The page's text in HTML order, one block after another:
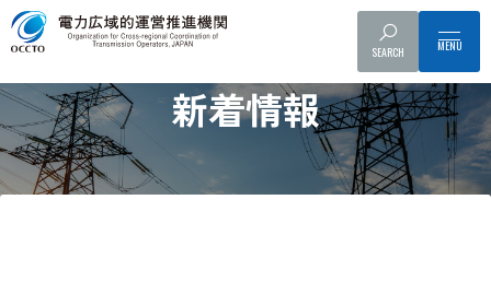
SEARCH
新着情報